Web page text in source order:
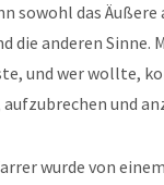
sowohl das
die anderen Sinne.
und wer wollte,
und
wurde von